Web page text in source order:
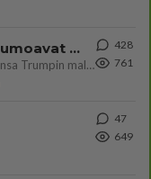
Jos SDP ei voita reilusti, persut kumoavat demokratian Suomesta
Näin tekisi ainakin Rydman seuratessaan idolinsa Trumpin mallia https://www.is.fi/politiikka/art-2000012187244.html
428
761
47
649